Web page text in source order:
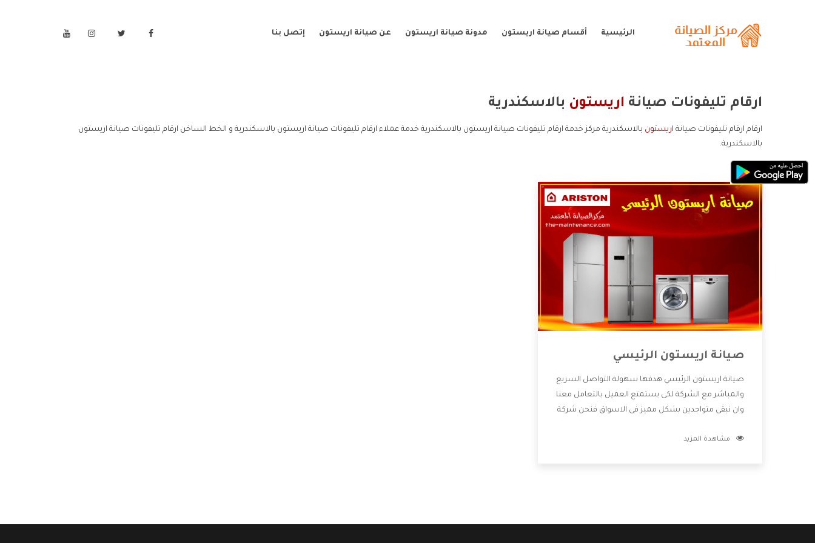
الرئيسية أقسام صيانة اريستون مدونة صيانة اريستون عن صيانة اريستون إتصل بنا
ارقام تليفونات صيانة اريستون بالاسكندرية
ارقام ارقام تليفونات صيانة اريستون بالاسكندرية مركز خدمة ارقام تليفونات صيانة اريستون بالاسكندرية خدمة عملاء ارقام تليفونات صيانة اريستون بالاسكندرية و الخط الساخن ارقام تليفونات صيانة اريستون
بالاسكندرية.
صيانة اريستون الرئيسي
صيانة اريستون الرئيسي هدفها سهولة التواصل السريع
والمباشر مع الشركة لكى يستمتع العميل بالتعامل معنا
وان نبقى متواجدين بشكل مميز فى الاسواق فنحن شركة
بالخدمات التى تنفرد الشركة بها والتى تكون منها خدمة
مشاهدة المزيد